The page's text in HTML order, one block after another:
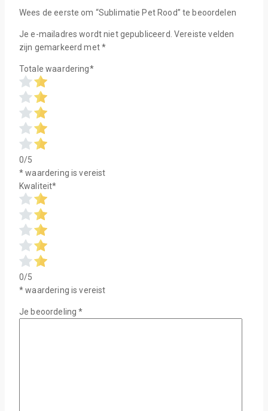
Wees de eerste om “Sublimatie Pet Rood” te beoordelen
Je e-mailadres wordt niet gepubliceerd. Vereiste velden
zijn gemarkeerd met*
Totale waardering*
0/5
* waardering is vereist
Kwaliteit*
0/5
* waardering is vereist
Je beoordeling*